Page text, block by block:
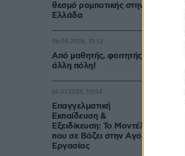
θεσμό ρομποτικής στην
Ελλάδα
Από μαθητής, φοιτητής σε
άλλη πόλη!
06.08.2026, 10:52
Επαγγελματική
Εκπαίδευση &
Εξειδίκευση: Το Mοντέλο
που σε Bάζει στην Aγορά
Eργασίας
26.07.2026, 09:54